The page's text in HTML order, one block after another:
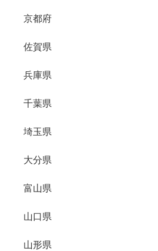
京都府
佐賀県
兵庫県
千葉県
埼玉県
大分県
富山県
山口県
山形県